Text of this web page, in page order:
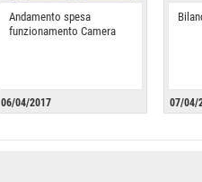
Andamento spesa
funzionamento Camera
06/04/2017 07/04/